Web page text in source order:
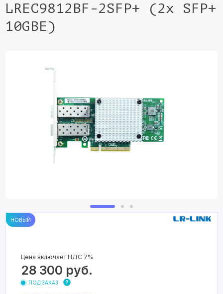
LREC9812BF-2SFP+ (2x SFP+
10GBE)
НОВЫЙ
Цена включает НДС 7%
28 300 руб.
ПОД ЗАКАЗ